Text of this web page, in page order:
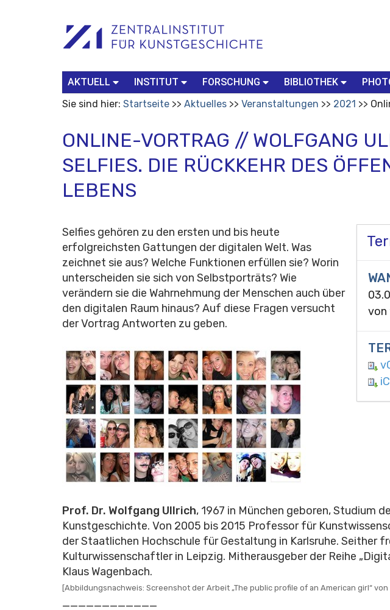
Werkzeuge
Search…
AKTUELL INSTITUT FORSCHUNG BIBLIOTHEK
Sie sind hier: Startseite Aktuelles Veranstaltungen 2021
ONLINE-VORTRAG // WOLFGANG
SELFIES. DIE RÜCKKEHR DES
LEBENS
von
Selfies gehören zu den ersten und bis heute
erfolgreichsten Gattungen der digitalen Welt. Was
zeichnet sie aus? Welche Funktionen erfüllen sie? Worin
unterscheiden sie sich von Selbstporträts? Wie
verändern sie die Wahrnehmung der Menschen auch über
den digitalen Raum hinaus? Auf diese Fragen versucht
der Vortrag Antworten zu geben.
Prof. Dr. Wolfgang Ullrich, 1967 in München geboren, Studium
Kunstgeschichte. Von 2005 bis 2015 Professor für
der Staatlichen Hochschule für Gestaltung in Karlsruhe. Seither
Kulturwissenschaftler in Leipzig. Mitherausgeber der Reihe
Klaus Wagenbach.
[Abbildungsnachweis: Screenshot der Arbeit „The public profile of an American girl“ von
____________